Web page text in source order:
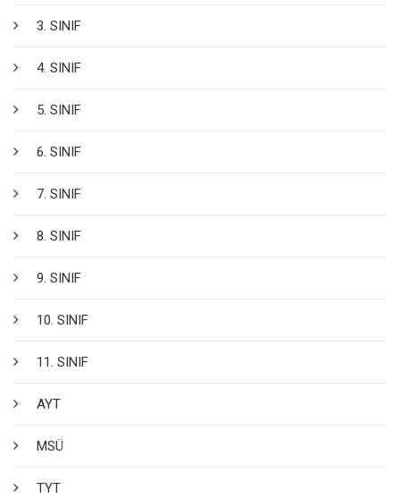
3. SINIF
4. SINIF
5. SINIF
6. SINIF
7. SINIF
8. SINIF
9. SINIF
10. SINIF
11. SINIF
AYT
MSÜ
TYT